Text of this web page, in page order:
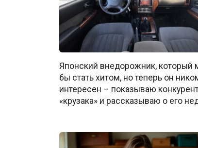
Японский внедорожник, который
бы стать хитом, но теперь он
интересен – показываю
«крузака» и рассказываю о его